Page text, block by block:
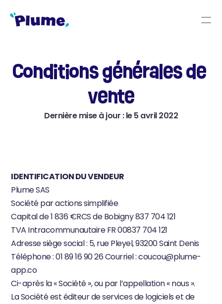
Collège
Lycée
Docs
About
Join
Events
Conditions générales de
vente
Dernière mise à jour : le 5 avril 2022
IDENTIFICATION DU VENDEUR
Plume SAS
Société par actions simplifiée
Capital de 1 836 €RCS de Bobigny 837 704 121
TVA Intracommunautaire FR 00837 704 121
Adresse siège social : 5, rue Pleyel, 93200 Saint Denis
Téléphone : 01 89 16 90 26 Courriel : coucou@plume-
app.co
Ci-après la « Société », ou par l’appellation « nous ».
La Société est éditeur de services de logiciels et de